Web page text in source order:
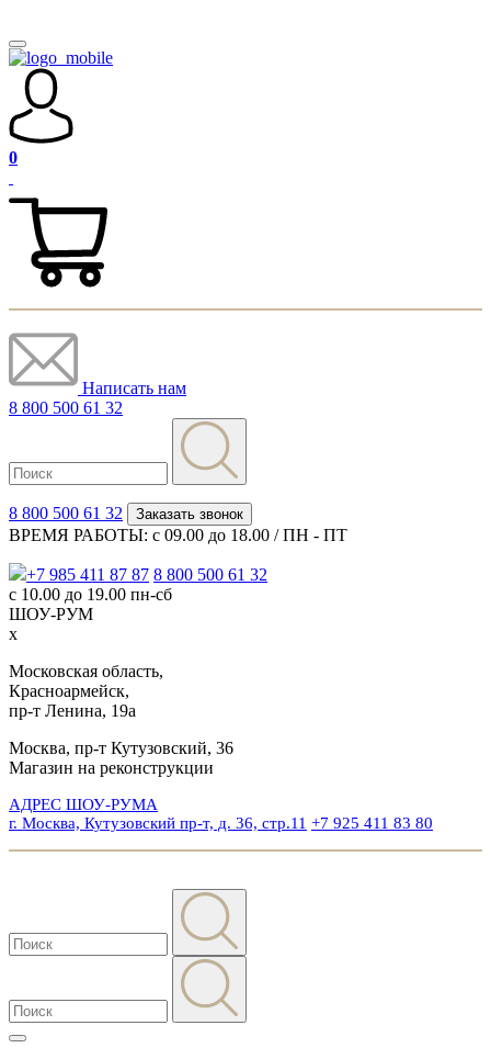
0
Написать нам
8 800 500 61 32
8 800 500 61 32 Заказать звонок
ВРЕМЯ РАБОТЫ: с 09.00 до 18.00 / ПН - ПТ
+7 985 411 87 87 8 800 500 61 32
с 10.00 до 19.00 пн-сб
ШОУ-РУМ
x
Московская область,
Красноармейск,
пр-т Ленина, 19а
Москва, пр-т Кутузовский, 36
Магазин на реконструкции
АДРЕС ШОУ-РУМА
г. Москва, Кутузовский пр-т, д. 36, стр.11 +7 925 411 83 80